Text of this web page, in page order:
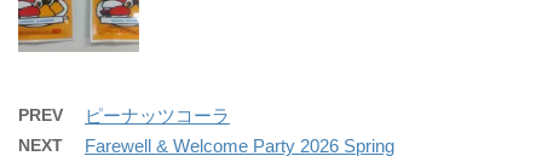
PREV ピーナッツコーラ
NEXT Farewell & Welcome Party 2026 Spring